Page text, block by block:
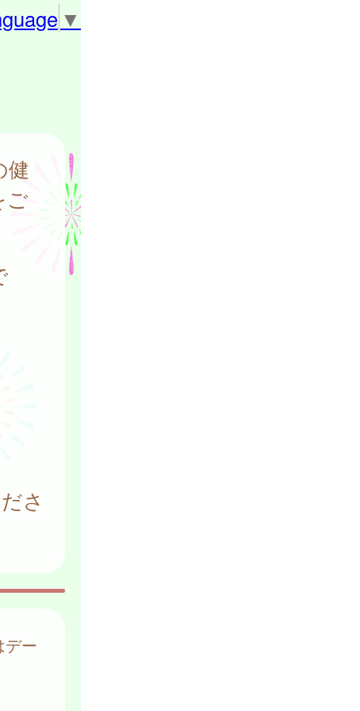
▼
健
ご
さ
デー